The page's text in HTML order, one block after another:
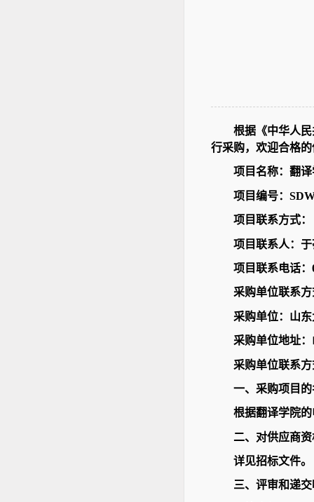
根据《中华人
行采购，欢迎合格
项目名称：翻
项目编号：
项目联系方式：
项目联系人：
项目联系电话：
采购单位联系
采购单位：山
采购单位地址
采购单位联系
一、采购项目
根据翻译学院
二、对供应商
详见招标文件。
三、评审和递